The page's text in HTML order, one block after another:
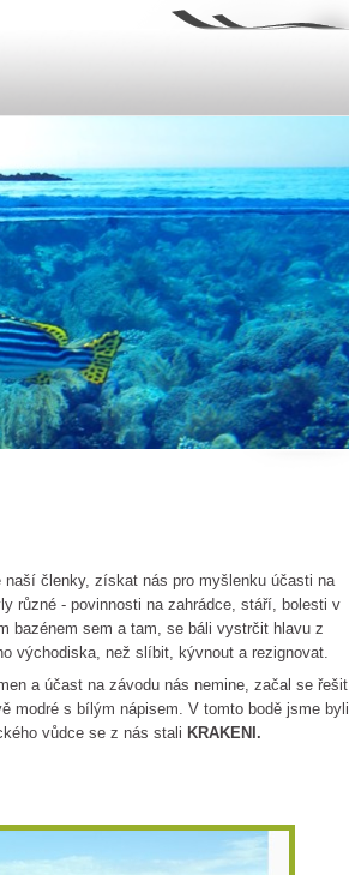
naší členky, získat nás pro myšlenku účasti na
různé - povinnosti na zahrádce, stáří, bolesti v
bazénem sem a tam, se báli vystrčit hlavu z
východiska, než slíbit, kývnout a rezignovat.
a účast na závodu nás nemine, začal se řešit
modré s bílým nápisem. V tomto bodě jsme byli
vůdce se z nás stali KRAKENI.